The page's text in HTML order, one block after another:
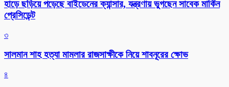
হাড়ে ছড়িয়ে পড়েছে বাইডেনের ক্যান্সার, যন্ত্রণায় ভুগছেন সাবেক মার্কিন
প্রেসিডেন্ট
৩
সালমান শাহ হত্যা মামলার রাজসাক্ষীকে নিয়ে শাবনূরের ক্ষোভ
৪